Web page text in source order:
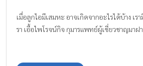
เมื่อลูกไอมีเสมหะ อาจเกิดจากอะไรได้บ้าง เ
รา เอื้อไพโรจน์กิจ กุมารแพทย์ผู้เชี่ยวชาญมาฝ